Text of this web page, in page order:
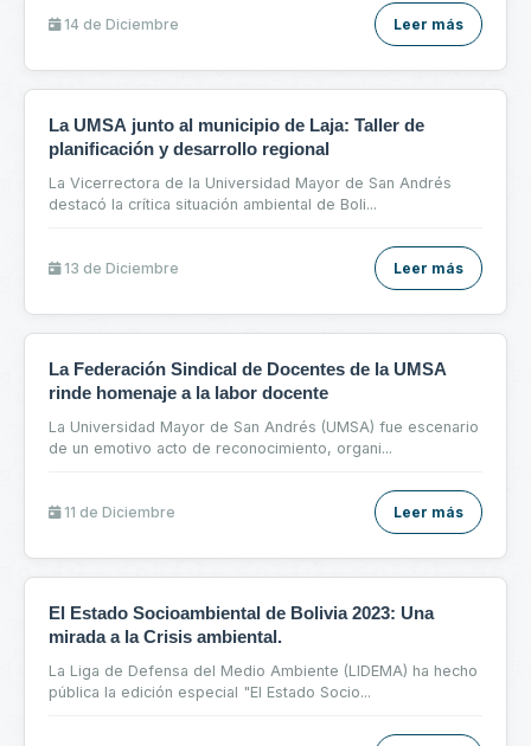
14 de Diciembre Leer más
La UMSA junto al municipio de Laja: Taller de
planificación y desarrollo regional
La Vicerrectora de la Universidad Mayor de San Andrés
destacó la crítica situación ambiental de Boli...
13 de Diciembre Leer más
La Federación Sindical de Docentes de la UMSA
rinde homenaje a la labor docente
La Universidad Mayor de San Andrés (UMSA) fue escenario
de un emotivo acto de reconocimiento, organi...
11 de Diciembre Leer más
El Estado Socioambiental de Bolivia 2023: Una
mirada a la Crisis ambiental.
La Liga de Defensa del Medio Ambiente (LIDEMA) ha hecho
pública la edición especial "El Estado Socio...